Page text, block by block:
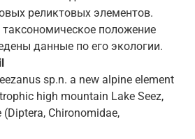
реликтовых элементов.
положение
данные по его экологии.
sp.n. a new alpine element
high mountain Lake Seez,
Chironomidae,